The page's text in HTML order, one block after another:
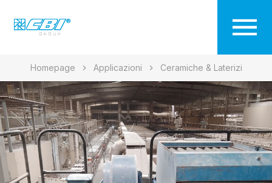
Homepage Applicazioni Ceramiche & Laterizi